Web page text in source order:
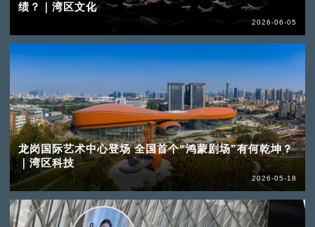
绩？｜湾区文化
2026-06-05
龙岗国际艺术中心登场 全国首个“鸿蒙剧场”有何乾坤？
｜湾区科技
2026-05-18